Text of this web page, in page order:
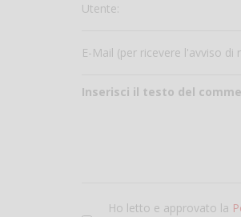
Utente:
E-Mail (per ricevere l'avviso di
Inserisci il testo del
Ho letto e approvato la